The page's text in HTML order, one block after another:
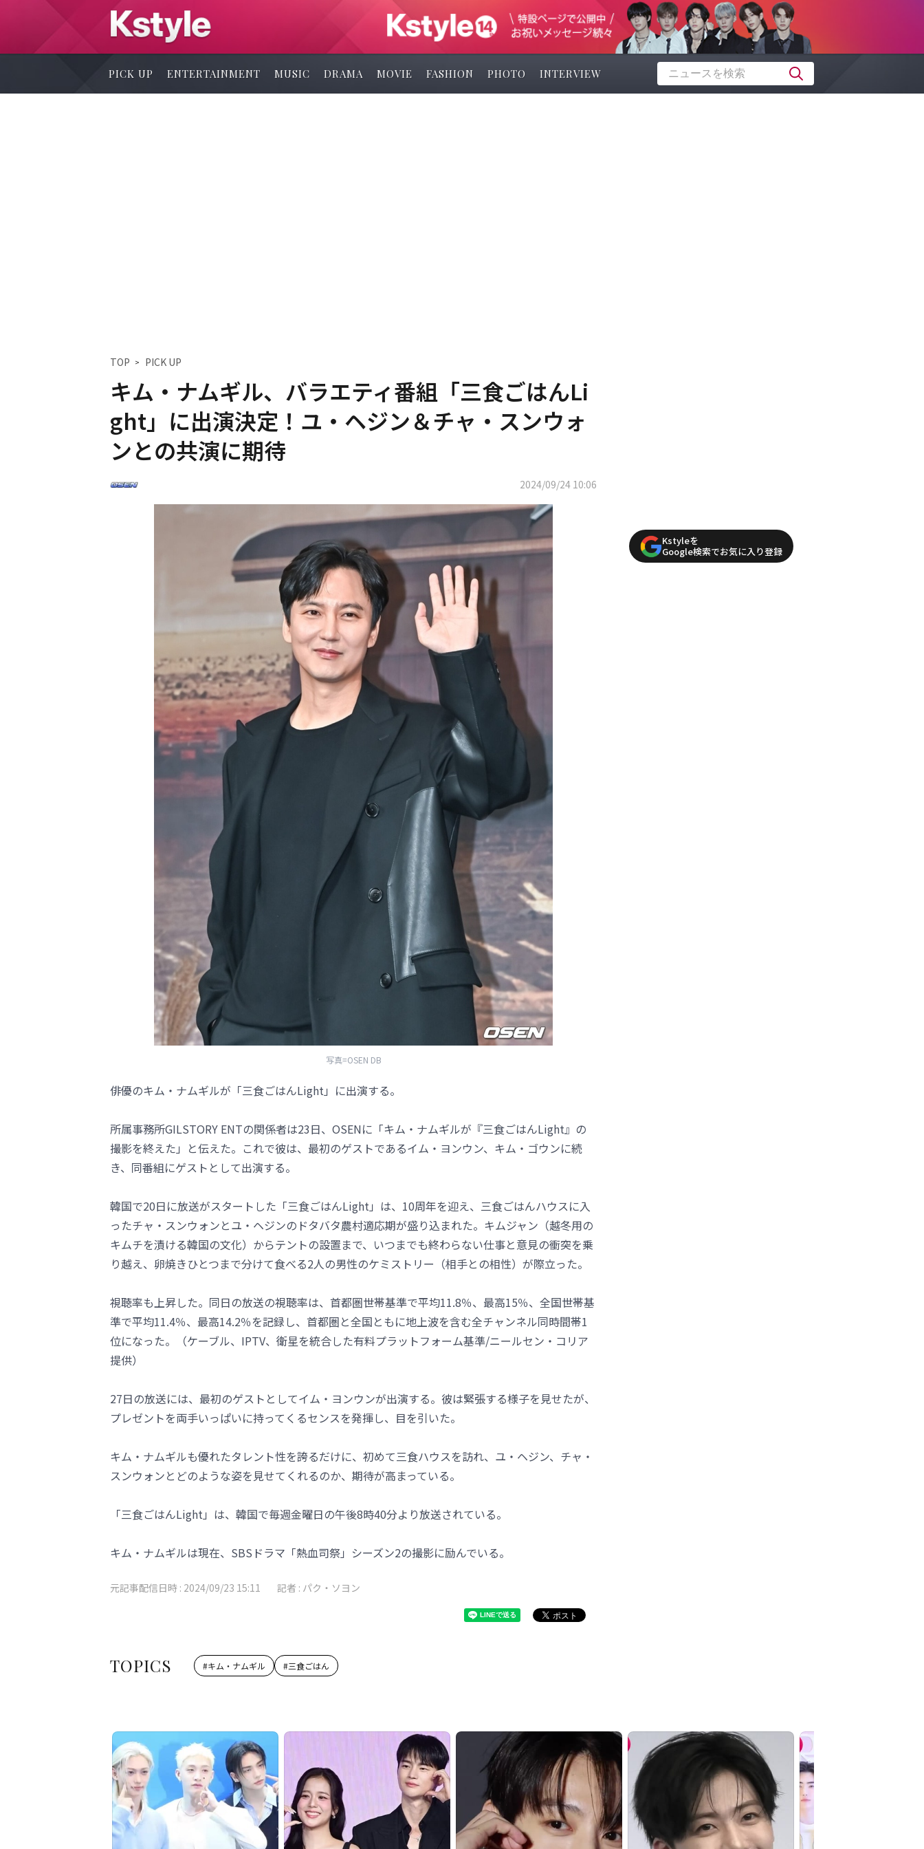
PICK UP ENTERTAINMENT MUSIC DRAMA MOVIE FASHION PHOTO INTERVIEW
TOP PICK UP
キム・ナムギル、バラエティ番組「三食ごはんLi
ght」に出演決定！ユ・ヘジン＆チャ・スンウォ
ンとの共演に期待
2024/09/24 10:06
写真=OSEN DB
俳優のキム・ナムギルが「三食ごはんLight」に出演する。
所属事務所GILSTORY ENTの関係者は23日、OSENに「キム・ナムギルが『三食ごはんLight』の
撮影を終えた」と伝えた。これで彼は、最初のゲストであるイム・ヨンウン、キム・ゴウンに続
き、同番組にゲストとして出演する。
韓国で20日に放送がスタートした「三食ごはんLight」は、10周年を迎え、三食ごはんハウスに入
ったチャ・スンウォンとユ・ヘジンのドタバタ農村適応期が盛り込まれた。キムジャン（越冬用の
キムチを漬ける韓国の文化）からテントの設置まで、いつまでも終わらない仕事と意見の衝突を乗
り越え、卵焼きひとつまで分けて食べる2人の男性のケミストリー（相手との相性）が際立った。
視聴率も上昇した。同日の放送の視聴率は、首都圏世帯基準で平均11.8％、最高15％、全国世帯基
準で平均11.4％、最高14.2％を記録し、首都圏と全国ともに地上波を含む全チャンネル同時間帯1
位になった。（ケーブル、IPTV、衛星を統合した有料プラットフォーム基準/ニールセン・コリア
提供）
27日の放送には、最初のゲストとしてイム・ヨンウンが出演する。彼は緊張する様子を見せたが、
プレゼントを両手いっぱいに持ってくるセンスを発揮し、目を引いた。
キム・ナムギルも優れたタレント性を誇るだけに、初めて三食ハウスを訪れ、ユ・ヘジン、チャ・
スンウォンとどのような姿を見せてくれるのか、期待が高まっている。
「三食ごはんLight」は、韓国で毎週金曜日の午後8時40分より放送されている。
キム・ナムギルは現在、SBSドラマ「熱血司祭」シーズン2の撮影に励んでいる。
元記事配信日時 : 2024/09/23 15:11 記者 : パク・ソヨン
TOPICS #キム・ナムギル #三食ごはん
Kstyleを
Google検索でお気に入り登録